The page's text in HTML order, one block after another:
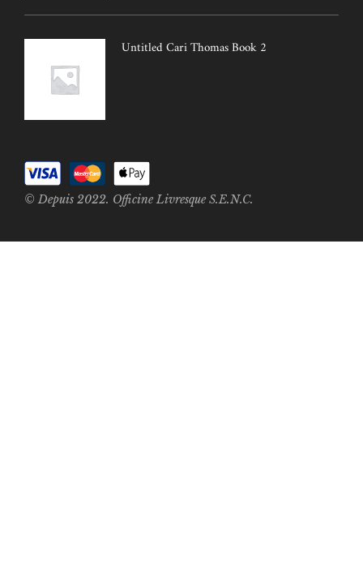
Untitled Cari Thomas Book 2
© Depuis 2022. Officine Livresque S.E.N.C.